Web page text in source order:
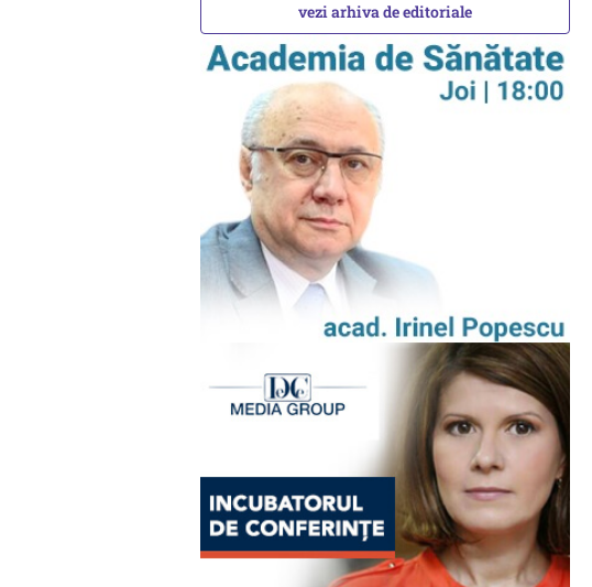
vezi arhiva de editoriale